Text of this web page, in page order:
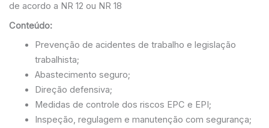
de acordo a NR 12 ou NR 18
Conteúdo:
Prevenção de acidentes de trabalho e legislação
trabalhista;
Abastecimento seguro;
Direção defensiva;
Medidas de controle dos riscos EPC e EPI;
Inspeção, regulagem e manutenção com segurança;